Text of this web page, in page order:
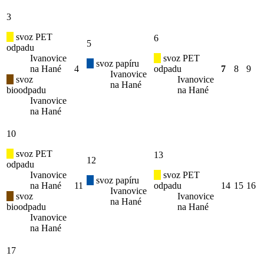
3
svoz PET
odpadu
Ivanovice
na Hané
svoz
bioodpadu
Ivanovice
na Hané
4
5
svoz papíru
Ivanovice
na Hané
6
svoz PET
odpadu
Ivanovice
na Hané
7 8 9
10
svoz PET
odpadu
Ivanovice
na Hané
svoz
bioodpadu
Ivanovice
na Hané
11
12
svoz papíru
Ivanovice
na Hané
13
svoz PET
odpadu
Ivanovice
na Hané
14 15 16
17